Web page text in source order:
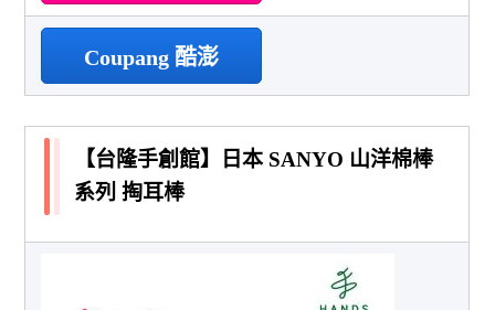
Coupang 酷澎
【台隆手創館】日本 SANYO 山洋棉棒
系列 掏耳棒